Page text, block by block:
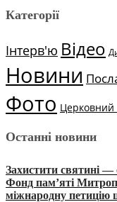
Категорії
Інтерв'ю Відео
Новини
Фото Церковний
Останні новини
Захистити святині —
Фонд пам’яті
міжнародну